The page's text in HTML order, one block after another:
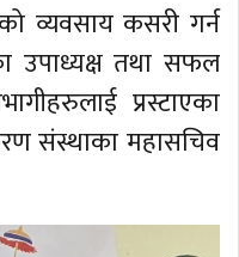
व्यवसाय कसरी गर्न
उपाध्यक्ष तथा सफल
प्रस्टाएका
संस्थाका महासचिव